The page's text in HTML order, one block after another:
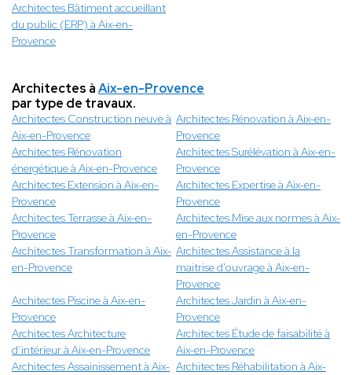
Architectes Bâtiment accueillant
du public (ERP) à Aix-en-
Provence
Architectes àAix-en-Provence
par type de travaux.
Architectes Construction neuve à
Aix-en-Provence
Architectes Rénovation à Aix-en-
Provence
Architectes Rénovation
énergétique à Aix-en-Provence
Architectes Surélévation à Aix-en-
Provence
Architectes Extension à Aix-en-
Provence
Architectes Expertise à Aix-en-
Provence
Architectes Terrasse à Aix-en-
Provence
Architectes Mise aux normes à Aix-
en-Provence
Architectes Transformation à Aix-
en-Provence
Architectes Assistance à la
maitrise d'ouvrage à Aix-en-
Provence
Architectes Piscine à Aix-en-
Provence
Architectes Jardin à Aix-en-
Provence
Architectes Architecture
d’intérieur à Aix-en-Provence
Architectes Étude de faisabilité à
Aix-en-Provence
Architectes Assainissement à Aix- Architectes Réhabilitation à Aix-